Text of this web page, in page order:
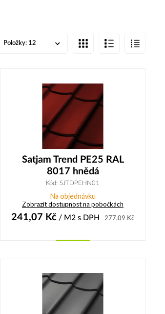
Položky: 12
Satjam Trend PE25 RAL
8017 hnědá
Kód: SJTDPEHN01
Na objednávku
Zobrazit dostupnost na pobočkách
241,07 Kč / M2 s DPH 277,09Kč